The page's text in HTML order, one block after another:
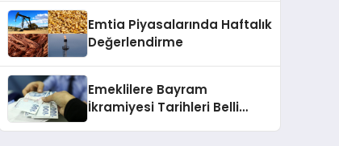
Emtia Piyasalarında Haftalık
Değerlendirme
Emeklilere Bayram
İkramiyesi Tarihleri Belli